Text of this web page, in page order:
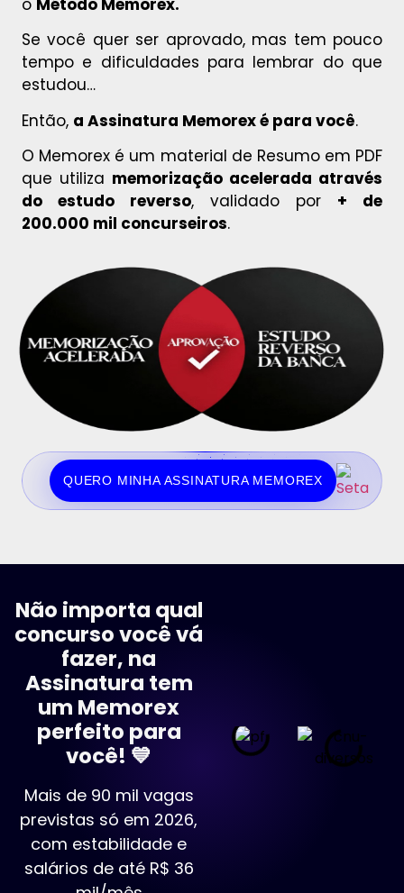
Se você quer ser aprovado, mas tem pouco
tempo e dificuldades para lembrar do que
estudou…
Então, a Assinatura Memorex é para você.
O Memorex é um material de Resumo em PDF
que utiliza memorização acelerada através
do estudo reverso, validado por + de
200.000 mil concurseiros.
QUERO MINHA ASSINATURA MEMOREX
Não importa qual
concurso você vá
fazer, na
Assinatura tem
um Memorex
perfeito para
você! 💙
Mais de 90 mil vagas
previstas só em 2026,
com estabilidade e
salários de até R$ 36